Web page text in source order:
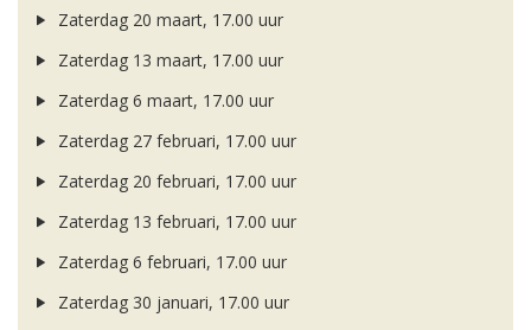
Zaterdag 20 maart, 17.00 uur
Zaterdag 13 maart, 17.00 uur
Zaterdag 6 maart, 17.00 uur
Zaterdag 27 februari, 17.00 uur
Zaterdag 20 februari, 17.00 uur
Zaterdag 13 februari, 17.00 uur
Zaterdag 6 februari, 17.00 uur
Zaterdag 30 januari, 17.00 uur